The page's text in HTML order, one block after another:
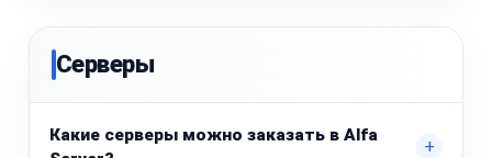
Серверы
Какие серверы можно заказать в Alfa
+